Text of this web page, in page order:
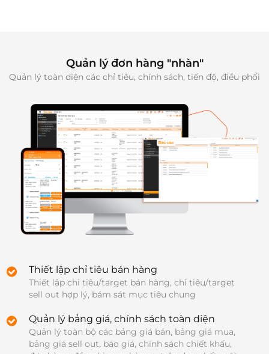
Quản lý đơn hàng "nhàn"
Quản lý toàn diện các chỉ tiêu, chính sách, tiến độ, điều phối
Thiết lập chỉ tiêu bán hàng
Thiết lập chỉ tiêu/target bán hàng, chỉ tiêu/target
Quản lý bảng giá, chính sách toàn diện
Quản lý toàn bộ các bảng giá bán, bảng giá mua,
bảng giá sell out, báo giá, chính sách chiết khấu,